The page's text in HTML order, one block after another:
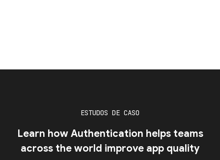
ESTUDOS DE CASO
Learn how Authentication helps teams
across the world improve app quality